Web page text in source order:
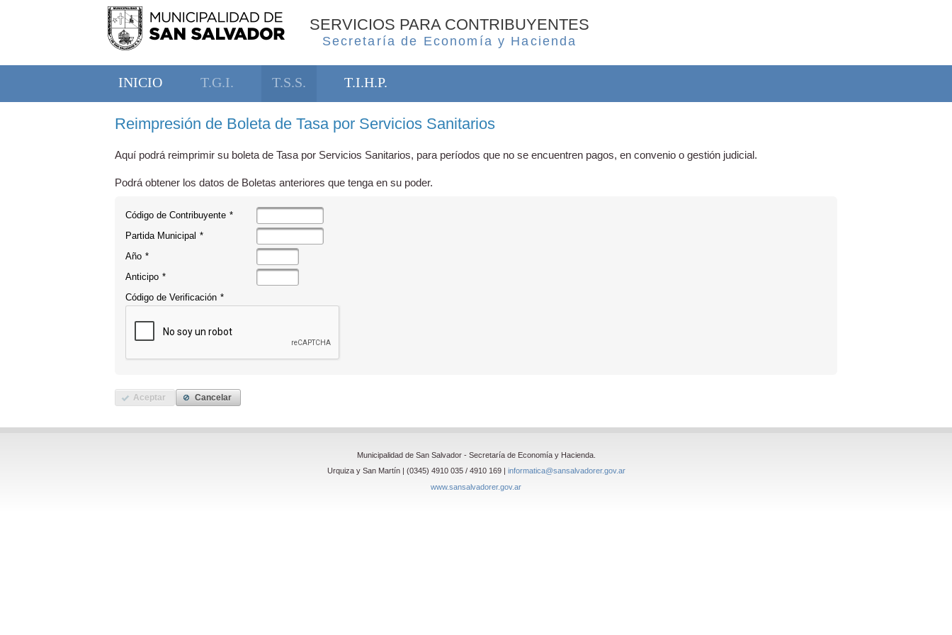
SERVICIOS PARA CONTRIBUYENTES
Secretaría de Economía y Hacienda
INICIO T.G.I. T.S.S. T.I.H.P.
Reimpresión de Boleta de Tasa por Servicios Sanitarios
Aquí podrá reimprimir su boleta de Tasa por Servicios Sanitarios, para períodos que no se encuentren pagos, en convenio o gestión judicial.
Podrá obtener los datos de Boletas anteriores que tenga en su poder.
Código de Contribuyente *
Partida Municipal *
Año *
Anticipo *
Código de Verificación *
Aceptar Cancelar
Municipalidad de San Salvador - Secretaría de Economía y Hacienda.
Urquiza y San Martín | (0345) 4910 035 / 4910 169 | informatica@sansalvadorer.gov.ar
www.sansalvadorer.gov.ar